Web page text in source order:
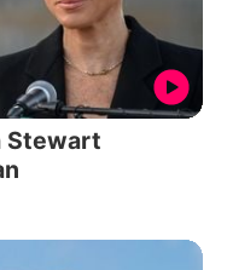
Stewart